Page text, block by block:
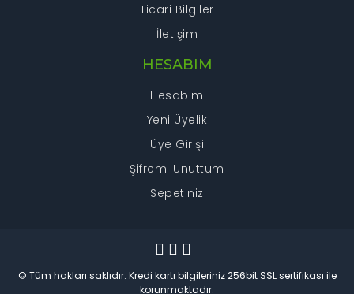
Ticari Bilgiler
İletişim
HESABIM
Hesabım
Yeni Üyelik
Üye Girişi
Şifremi Unuttum
Sepetiniz
© Tüm hakları saklıdır. Kredi kartı bilgileriniz 256bit SSL sertifikası ile
korunmaktadır.